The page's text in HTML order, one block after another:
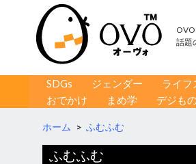
話題
コンテンツへ移動
SDGs ジェンダー ライフ
おでかけ
まめ学 デジも
ホーム > ふむふむ
ふむふむ